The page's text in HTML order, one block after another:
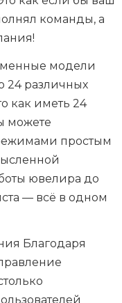
команды, а
модели
24 различных
как иметь 24
можете
простым
ювелира до
— всё в одном
Благодаря